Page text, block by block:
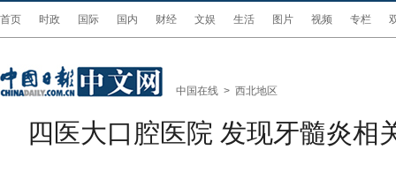
首页 时政 国际 国内 财经 文娱 生活 图片 视频 专栏
中国在线 > 西北地区
四医大口腔医院 发现牙髓炎相